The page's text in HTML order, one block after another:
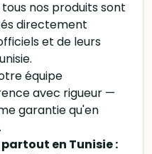
tous nos produits sont
directement
et de leurs
équipe
avec rigueur —
garantie qu'en
en Tunisie :